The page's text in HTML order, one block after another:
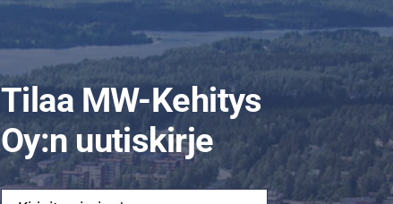
Tilaa MW-Kehitys
Oy:n uutiskirje